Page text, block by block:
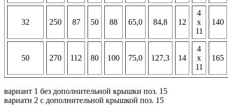
32 250 87 50 88 65,0 84,8 12
4
x
11
140
50 270 112 80 100 75,0 127,3 14
4
x
11
165
вариант 1 без дополнительной крышки поз. 15
вариатн 2 с дополнительной крышкой поз. 15